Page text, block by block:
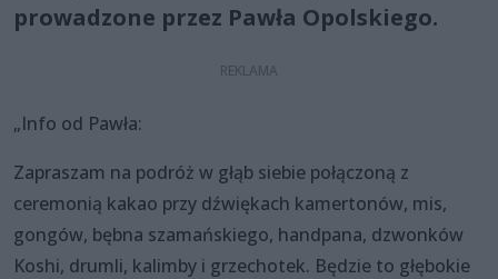
prowadzone przez Pawła Opolskiego.
„Info od Pawła:
Zapraszam na podróż w głąb siebie połączoną z
ceremonią kakao przy dźwiękach kamertonów, mis,
gongów, bębna szamańskiego, handpana, dzwonków
Koshi, drumli, kalimby i grzechotek. Będzie to głębokie